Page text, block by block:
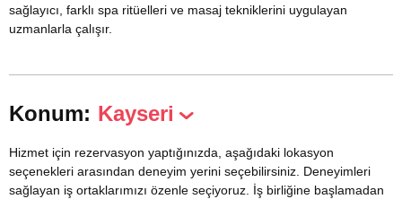
sağlayıcı, farklı spa ritüelleri ve masaj tekniklerini uygulayan
uzmanlarla çalışır.
Konum: Kayseri
Hizmet için rezervasyon yaptığınızda, aşağıdaki lokasyon
seçenekleri arasından deneyim yerini seçebilirsiniz. Deneyimleri
sağlayan iş ortaklarımızı özenle seçiyoruz. İş birliğine başlamadan